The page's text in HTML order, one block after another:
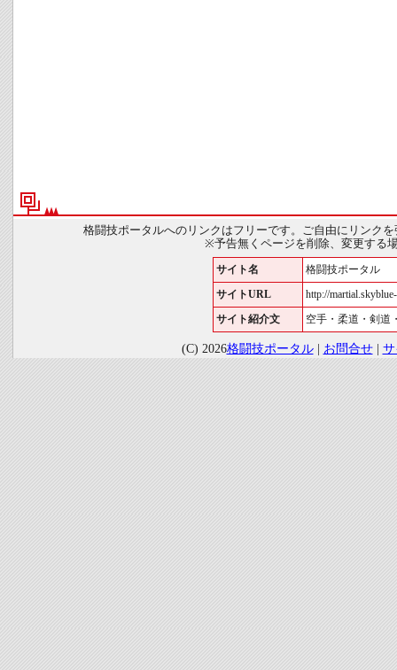
格闘技ポータルへのリンクはフリーです。ご自由にリンク
※予告無くページを削除、変更する
サイト名 格闘技ポータル
サイトURL http://
サイト紹介文 空手・柔道・剣道
(C) 2026格闘技ポータル| お問合せ|